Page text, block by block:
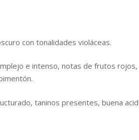
con tonalidades violáceas.
e intenso, notas de frutos rojos,
taninos presentes, buena